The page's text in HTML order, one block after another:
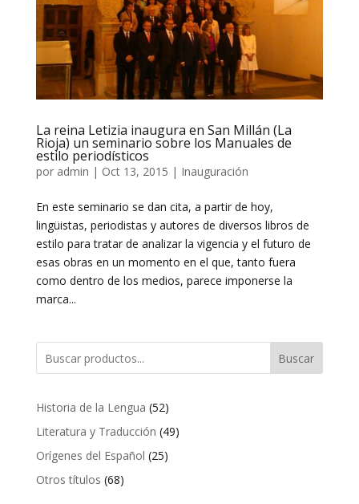
La reina Letizia inaugura en San Millán (La
Rioja) un seminario sobre los Manuales de
estilo periodísticos
por admin | Oct 13, 2015 | Inauguración
En este seminario se dan cita, a partir de hoy,
lingüistas, periodistas y autores de diversos libros de
estilo para tratar de analizar la vigencia y el futuro de
esas obras en un momento en el que, tanto fuera
como dentro de los medios, parece imponerse la
marca...
Buscar
Historia de la Lengua 5252
productos
Literatura y Traducción 4949
Orígenes del Español 2525
Otros títulos 6868